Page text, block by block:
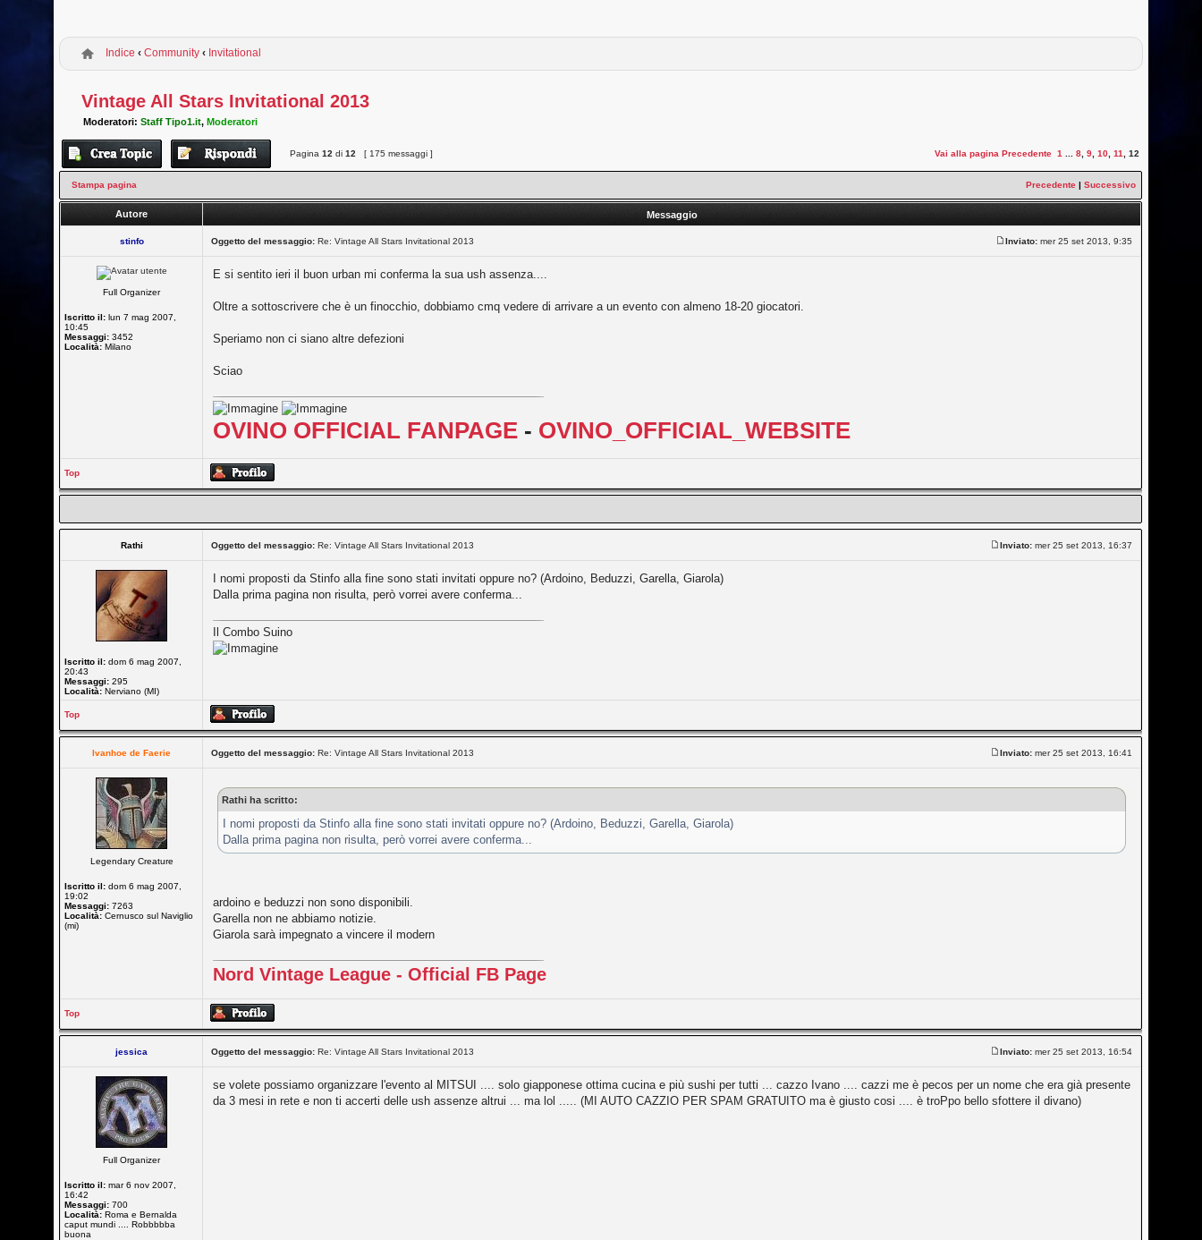
Indice ‹ Community ‹ Invitational
Vintage All Stars Invitational 2013
Moderatori:Staff Tipo1.it,Moderatori
Pagina12 di12 [ 175 messaggi ] Vai alla pagina Precedente 1 ...8 ,9 ,10 ,11 ,12
Stampa pagina Precedente |Successivo
Autore Messaggio
stinfo Oggetto del messaggio: Re: Vintage All Stars Invitational 2013 Inviato: mer 25 set 2013, 9:35
Full Organizer
Iscritto il: lun 7 mag 2007,
10:45
Messaggi: 3452
Località: Milano
E si sentito ieri il buon urban mi conferma la sua ush assenza....
Oltre a sottoscrivere che è un finocchio, dobbiamo cmq vedere di arrivare a un evento con almeno 18-20 giocatori.
Speriamo non ci siano altre defezioni
Sciao
OVINO OFFICIAL FANPAGE - OVINO_OFFICIAL_WEBSITE
Top
Rathi Oggetto del messaggio: Re: Vintage All Stars Invitational 2013 Inviato: mer 25 set 2013, 16:37
Iscritto il: dom 6 mag 2007,
20:43
Messaggi: 295
Località: Nerviano (MI)
I nomi proposti da Stinfo alla fine sono stati invitati oppure no? (Ardoino, Beduzzi, Garella, Giarola)
Dalla prima pagina non risulta, però vorrei avere conferma...
Il Combo Suino
Top
Ivanhoe de Faerie Oggetto del messaggio: Re: Vintage All Stars Invitational 2013 Inviato: mer 25 set 2013, 16:41
Legendary Creature
Iscritto il: dom 6 mag 2007,
19:02
Messaggi: 7263
Località: Cernusco sul Naviglio
(mi)
Rathi ha scritto:
I nomi proposti da Stinfo alla fine sono stati invitati oppure no? (Ardoino, Beduzzi, Garella, Giarola)
Dalla prima pagina non risulta, però vorrei avere conferma...
ardoino e beduzzi non sono disponibili.
Garella non ne abbiamo notizie.
Giarola sarà impegnato a vincere il modern
Nord Vintage League - Official FB Page
Top
jessica Oggetto del messaggio: Re: Vintage All Stars Invitational 2013 Inviato: mer 25 set 2013, 16:54
Full Organizer
Iscritto il: mar 6 nov 2007,
16:42
Messaggi: 700
Località: Roma e Bernalda
caput mundi .... Robbbbba
buona
se volete possiamo organizzare l'evento al MITSUI .... solo giapponese ottima cucina e più sushi per tutti ... cazzo Ivano .... cazzi me è pecos per un nome che era già presente
da 3 mesi in rete e non ti accerti delle ush assenze altrui ... ma lol ..... (MI AUTO CAZZIO PER SPAM GRATUITO ma è giusto cosi .... è troPpo bello sfottere il divano)